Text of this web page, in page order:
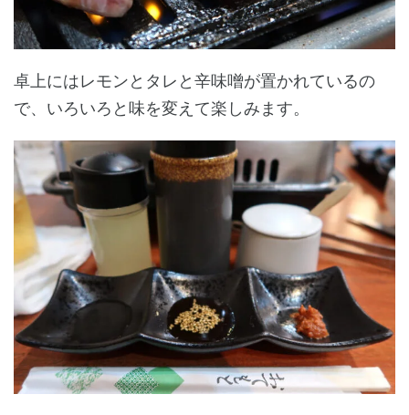
卓上にはレモンとタレと辛味噌が置かれているの
で、いろいろと味を変えて楽しみます。